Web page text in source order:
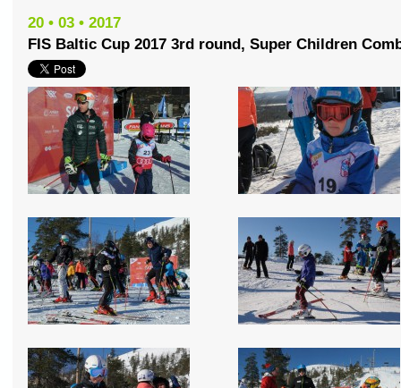
20 • 03 • 2017
FIS Baltic Cup 2017 3rd round, Super Children